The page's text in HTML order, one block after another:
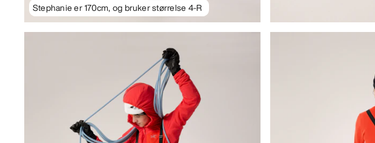
Stephanie er 170cm, og bruker størrelse 4-R